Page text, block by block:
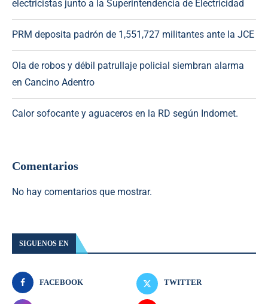
electricistas junto a la Superintendencia de Electricidad
PRM deposita padrón de 1,551,727 militantes ante la JCE
Ola de robos y débil patrullaje policial siembran alarma
en Cancino Adentro
Calor sofocante y aguaceros en la RD según Indomet.
Comentarios
No hay comentarios que mostrar.
SIGUENOS EN
FACEBOOK TWITTER